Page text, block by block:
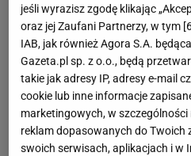
jeśli wyrazisz zgodę klikając
oraz jej Zaufani Partnerzy, w tym [
IAB, jak również Agora S.A.
Gazeta.pl sp. z o.o., będą
takie jak adresy IP, adresy e-mail
cookie lub inne informacje
marketingowych, w
reklam dopasowanych do Twoich
swoich serwisach, aplikacjach i w